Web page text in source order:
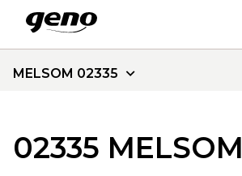
MELSOM 02335
02335 MELSOM